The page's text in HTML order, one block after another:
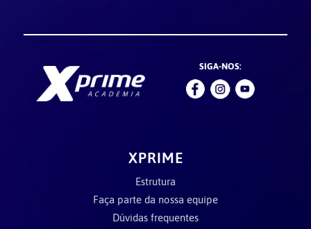
SIGA-NOS:
XPRIME
Estrutura
Faça parte da nossa equipe
Dúvidas frequentes